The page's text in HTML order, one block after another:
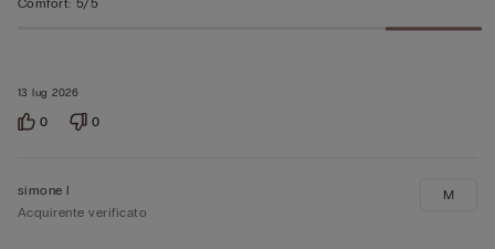
13 lug 2026
Comfort: 5/5
0 0
simone l
Acquirente verificato
M